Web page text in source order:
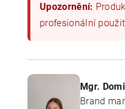
Upozornění:
profesionální
Mgr.
Brand